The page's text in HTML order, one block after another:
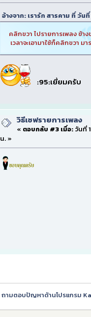
อ้างจาก: เรารัก สารคาม ที่ วั
คลิกขวา ไปรายการเพลง ข้า
เวลาจะเอามาใช้ก็คลิกขวา ม
:95:เยี่ยมครับ
วิธีเซฟรายการเพลง
« ตอบกลับ #3 เมื่อ:วันที่
น. »
ถามตอบปัญหาด้านโปรแกรม